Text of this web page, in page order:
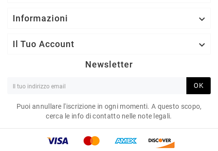
Informazioni 
Il Tuo Account 
Newsletter
OK
Puoi annullare l'iscrizione in ogni momenti. A questo scopo,
cerca le info di contatto nelle note legali.